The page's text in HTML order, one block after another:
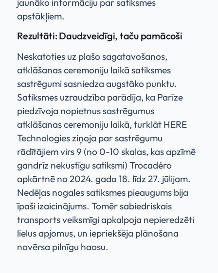
apstākļiem.
Rezultāti: Daudzveidīgi, taču pamācoši
Neskatoties uz plašo sagatavošanos,
atklāšanas ceremoniju laikā satiksmes
sastrēgumi sasniedza augstāko punktu.
Satiksmes uzraudzība parādīja, ka Parīze
piedzīvoja nopietnus sastrēgumus
atklāšanas ceremoniju laikā, turklāt HERE
Technologies ziņoja par sastrēgumu
rādītājiem virs 9 (no 0-10 skalas, kas apzīmē
gandrīz nekustīgu satiksmi) Trocadéro
apkārtnē no 2024. gada 18. līdz 27. jūlijam.
Nedēļas nogales satiksmes pieaugums bija
īpaši izaicinājums. Tomēr sabiedriskais
transports veiksmīgi apkalpoja nepieredzēti
lielus apjomus, un iepriekšēja plānošana
novērsa pilnīgu haosu.